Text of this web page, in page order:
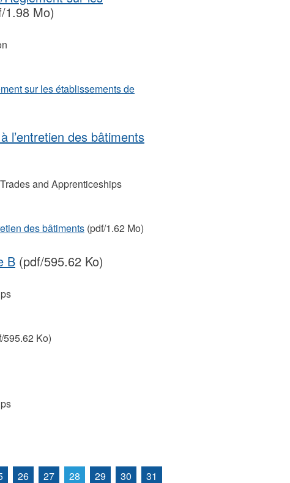
Mo)
sur les établissements de
l’entretien des bâtiments
and Apprenticeships
des bâtiments(pdf/1.62 Mo)
B(pdf/595.62 Ko)
595.62 Ko)
26 27 28 29 30 31